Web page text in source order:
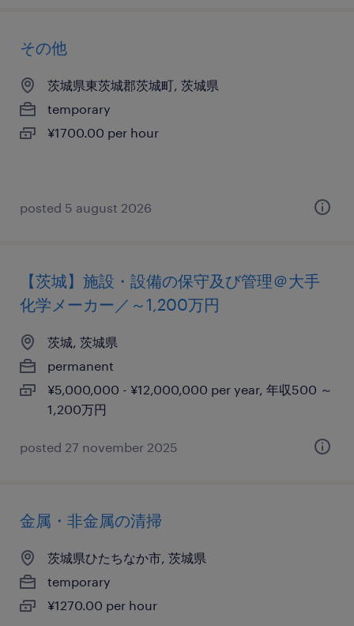
その他
茨城県東茨城郡茨城町, 茨城県
temporary
¥1700.00 per hour
posted 5 august 2026
【茨城】施設・設備の保守及び管理＠大手
化学メーカー／～1,200万円
茨城, 茨城県
permanent
¥5,000,000 - ¥12,000,000 per year, 年収500 ～
1,200万円
posted 27 november 2025
金属・非金属の清掃
茨城県ひたちなか市, 茨城県
temporary
¥1270.00 per hour